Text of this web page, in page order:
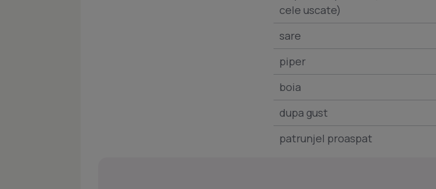
cele uscate)
sare
piper
boia
dupa gust
patrunjel proaspat